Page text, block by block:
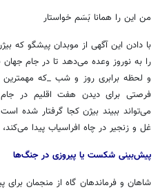
من این را همانا بَسَم خواستار
با دادن این آگهی از موبدان پیشگو که
را به نوروز وعده می‌دهد تا در جام جهان
و لحظه برابری روز و شب _که مهمترین
فرصتی برای دیدن هفت اقلیم در
می‌تواند ببیند بیژن کجا گرفتار شده
غل و زنجیر در چاه افراسیاب پیدا
پیش‌بینی شکست یا پیروزی در جنگ‌ها
شاهان و فرماندهان گاه از منجمان برای